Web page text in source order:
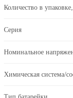
Количество в
Серия
Номинальное
Химическая система/